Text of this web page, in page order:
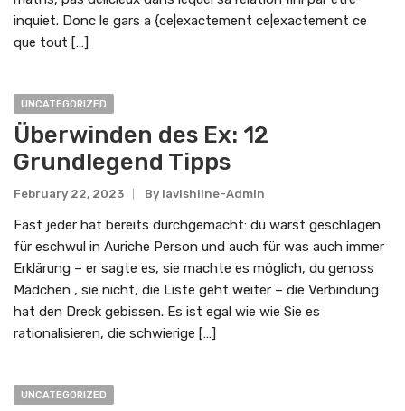
inquiet. Donc le gars a {ce|exactement ce|exactement ce
que tout […]
UNCATEGORIZED
Überwinden des Ex: 12
Grundlegend Tipps
February 22, 2023 By Lavishline-Admin
Fast jeder hat bereits durchgemacht: du warst geschlagen
für eschwul in Auriche Person und auch für was auch immer
Erklärung – er sagte es, sie machte es möglich, du genoss
Mädchen , sie nicht, die Liste geht weiter – die Verbindung
hat den Dreck gebissen. Es ist egal wie wie Sie es
rationalisieren, die schwierige […]
UNCATEGORIZED